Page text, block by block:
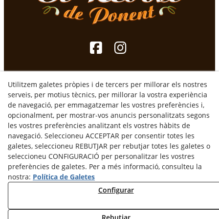
Avís Legal Política de Privacitat
Termes i Condicions d'Ús
Utilitzem galetes pròpies i de tercers per millorar els nostres
serveis, per motius tècnics, per millorar la vostra experiència
de navegació, per emmagatzemar les vostres preferències i,
opcionalment, per mostrar-vos anuncis personalitzats segons
les vostres preferències analitzant els vostres hàbits de
navegació. Seleccioneu ACCEPTAR per consentir totes les
galetes, seleccioneu REBUTJAR per rebutjar totes les galetes o
seleccioneu CONFIGURACIÓ per personalitzar les vostres
preferències de galetes. Per a més informació, consulteu la
nostra: Política de Galetes
Configurar